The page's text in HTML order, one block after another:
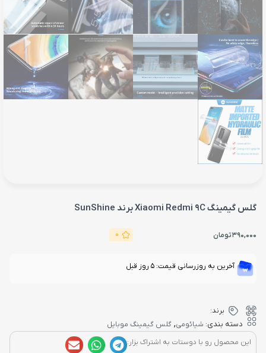
گلس گیمینگ Xiaomi Redmi 9C برند SunShine
390,000تومان 0
آخرین به روزرسانی قیمت: 5 روز قبل
برند:
دسته بندی: شیائومی, گلس گیمینگ موبایل
این محصول رو با دوستات به اشتراک بزار: